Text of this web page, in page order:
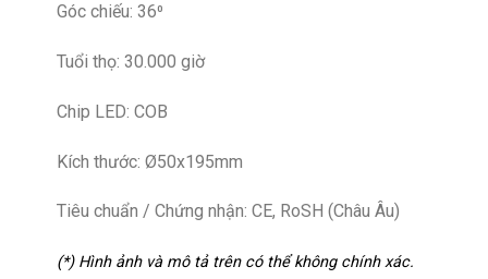
Góc chiếu: 36⁰
Tuổi thọ: 30.000 giờ
Chip LED: COB
Kích thước: Ø50x195mm
Tiêu chuẩn / Chứng nhận: CE, RoSH (Châu Âu)
(*) Hình ảnh và mô tả trên có thể không chính xác.